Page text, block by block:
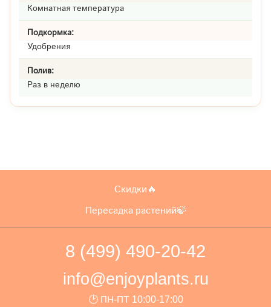
Комнатная температура
Подкормка:
Удобрения
Полив:
Раз в неделю
Скидки🔥
Пересадка растений🍃
8 (499) 490-20-42
info@enjoyplants.ru
🕑 ПН-ПТ 10:00-17:00